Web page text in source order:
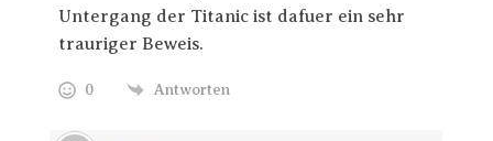
Untergang der Titanic ist dafuer ein sehr
trauriger Beweis.
0 Antworten